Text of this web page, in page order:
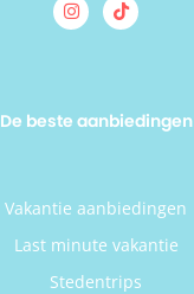
De beste aanbiedingen
Vakantie aanbiedingen
Last minute vakantie
Stedentrips